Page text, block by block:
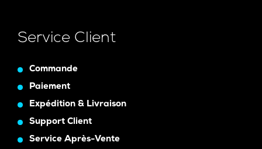
Service Client
Commande
Paiement
Expédition & Livraison
Support Client
Service Après-Vente